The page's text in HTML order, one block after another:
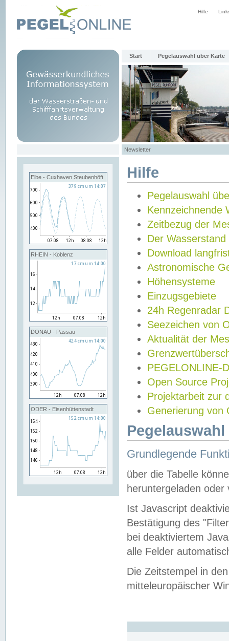
Hilfe
Start Pegelauswahl über Karte
Newsletter
Elbe - Cuxhaven Steubenhöft
RHEIN - Koblenz
DONAU - Passau
ODER - Eisenhüttenstadt
Hilfe
Pegelauswahl
Kennzeichnende
Zeitbezug der
Der Wasserstand
Download
Astronomische
Höhensysteme
Einzugsgebiete
24h Regenradar
Seezeichen von
Aktualität der
PEGELONLINE-
Open Source
Projektarbeit zur
Generierung von
Grundlegende
über die Tabelle
heruntergeladen oder
Ist Javascript
Bestätigung des
bei deaktiviertem
alle Felder
Die Zeitstempel in
mitteleuropäischer